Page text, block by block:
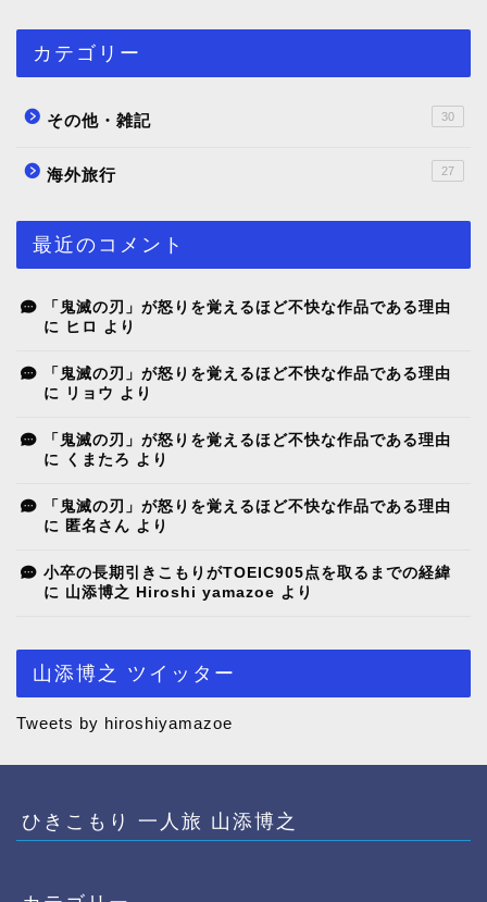
カテゴリー
その他・雑記 30
海外旅行 27
最近のコメント
「鬼滅の刃」が怒りを覚えるほど不快な作品である理由
に ヒロ より
「鬼滅の刃」が怒りを覚えるほど不快な作品である理由
に
リョウ より
「鬼滅の刃」が怒りを覚えるほど不快な作品である理由
に
くまたろ より
「鬼滅の刃」が怒りを覚えるほど不快な作品である理由
に 匿名さん より
小卒の長期引きこもりがTOEIC905点を取るまでの経緯
に 山添博之 Hiroshi yamazoe より
山添博之 ツイッター
Tweets by hiroshiyamazoe
ひきこもり 一人旅 山添博之